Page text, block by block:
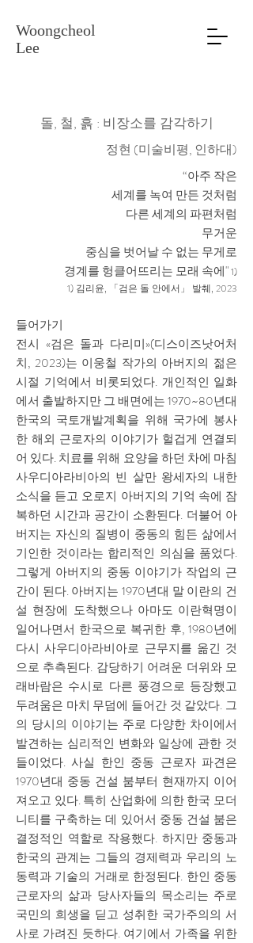
Woongcheol
Lee
돌, 철, 흙 : 비장소를 감각하기
정현 (미술비평, 인하대)
“아주 작은
세계를 녹여 만든 것처럼
다른 세계의 파편처럼
무거운
중심을 벗어날 수 없는 무게로
경계를 헝클어뜨리는 모래 속에"1)
1) 김리윤, 「검은 돌 안에서」 발췌, 2023
들어가기
전시 «검은 돌과 다리미»(디스이즈낫어처
치, 2023)는 이웅철 작가의 아버지의 젊은
시절 기억에서 비롯되었다. 개인적인 일화
에서 출발하지만 그 배면에는 1970~80년대
한국의 국토개발계획을 위해 국가에 봉사
한 해외 근로자의 이야기가 헐겁게 연결되
어 있다. 치료를 위해 요양을 하던 차에 마침
사우디아라비아의 빈 살만 왕세자의 내한
소식을 듣고 오로지 아버지의 기억 속에 잠
복하던 시간과 공간이 소환된다. 더불어 아
버지는 자신의 질병이 중동의 힘든 삶에서
기인한 것이라는 합리적인 의심을 품었다.
그렇게 아버지의 중동 이야기가 작업의 근
간이 된다. 아버지는 1970년대 말 이란의 건
설 현장에 도착했으나 아마도 이란혁명이
일어나면서 한국으로 복귀한 후, 1980년에
다시 사우디아라비아로 근무지를 옮긴 것
으로 추측된다. 감당하기 어려운 더위와 모
래바람은 수시로 다른 풍경으로 등장했고
두려움은 마치 무덤에 들어간 것 같았다. 그
의 당시의 이야기는 주로 다양한 차이에서
발견하는 심리적인 변화와 일상에 관한 것
들이었다. 사실 한인 중동 근로자 파견은
1970년대 중동 건설 붐부터 현재까지 이어
져오고 있다. 특히 산업화에 의한 한국 모더
니티를 구축하는 데 있어서 중동 건설 붐은
결정적인 역할로 작용했다. 하지만 중동과
한국의 관계는 그들의 경제력과 우리의 노
동력과 기술의 거래로 한정된다. 한인 중동
근로자의 삶과 당사자들의 목소리는 주로
국민의 희생을 딛고 성취한 국가주의의 서
사로 가려진 듯하다. 여기에서 가족을 위한